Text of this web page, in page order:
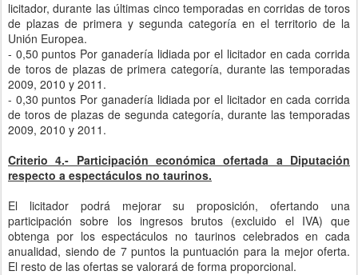
licitador, durante las últimas cinco temporadas en corridas de toros
de plazas de primera y segunda categoría en el territorio de la
Unión Europea.
- 0,50 puntos Por ganadería lidiada por el licitador en cada corrida
de toros de plazas de primera categoría, durante las temporadas
2009, 2010 y 2011.
- 0,30 puntos Por ganadería lidiada por el licitador en cada corrida
de toros de plazas de segunda categoría, durante las temporadas
2009, 2010 y 2011.
Criterio 4.- Participación económica ofertada a Diputación
respecto a espectáculos no taurinos.
El licitador podrá mejorar su proposición, ofertando una
participación sobre los ingresos brutos (excluido el IVA) que
obtenga por los espectáculos no taurinos celebrados en cada
anualidad, siendo de 7 puntos la puntuación para la mejor oferta.
El resto de las ofertas se valorará de forma proporcional.